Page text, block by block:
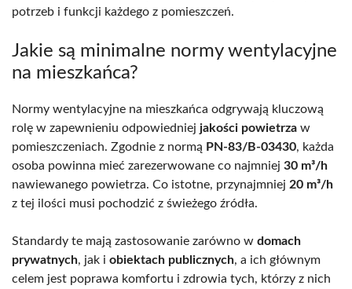
potrzeb i funkcji każdego z pomieszczeń.
Jakie są minimalne normy wentylacyjne
na mieszkańca?
Normy wentylacyjne na mieszkańca odgrywają kluczową
rolę w zapewnieniu odpowiedniej jakości powietrza w
pomieszczeniach. Zgodnie z normą PN-83/B-03430, każda
osoba powinna mieć zarezerwowane co najmniej 30 m³/h
nawiewanego powietrza. Co istotne, przynajmniej 20 m³/h
z tej ilości musi pochodzić z świeżego źródła.
Standardy te mają zastosowanie zarówno w domach
prywatnych, jak i obiektach publicznych, a ich głównym
celem jest poprawa komfortu i zdrowia tych, którzy z nich